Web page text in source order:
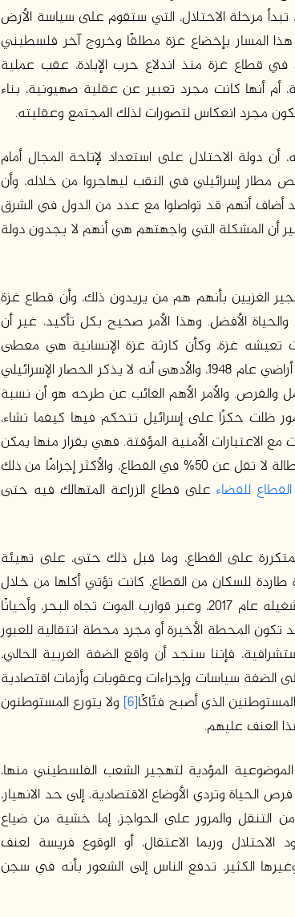
مرحلة الاحتلال، التي ستقوم على سياسة الأرض
هذا المسار بإخضاع غزة مطلقًا وخروج آخر فلسطيني
قطاع غزة منذ اندلاع حرب الإبادة، عقب عملية
أنها كانت مجرد تعبير عن عقلية صهيونية، بناء
مجرد انعكاس لتصورات لذلك المجتمع وعقليته.
دولة الاحتلال على استعداد لإتاحة المجال أمام
إسرائيلي في النقب ليهاجروا من خلاله، وأن
أضاف أنهم قد تواصلوا مع عدد من الدول في الشرق
أن المشكلة التي واجهتهم هي أنهم لا يجدون دولة
الغزيين بأنهم هم من يريدون ذلك، وأن قطاع غزة
الأفضل. وهذا الأمر صحيح بكل تأكيد، غير أن
تعيشه غزة، وكأن كارثة غزة الإنسانية هي معطى
تكويني في طبيعة القطاع، فلا وجود لاحتلال ولا لتهجير من أراضي عام 1948، والأدهى أنه لا يذكر الحصار الإسرائيلي
والفرص. والأمر الأهم الغائب عن طرحه هو أن نسبة
ظلت حكرًا على إسرائيل تتحكم فيها كيفما تشاء،
الأمنية المؤقتة. فهي بقرار منها يمكن
أن تخفف نسبة البطالة، وبقرار مدروس حافظت على نسبة بطالة لا تقل عن 50% في القطاع، والأكثر إجرامًا من ذلك
للقضاء على قطاع الزراعة المتهالك فيه حتى
على القطاع، وما قبل ذلك حتى، على تهيئة
طاردة للسكان من القطاع، كانت تؤتي أكلها من خلال
الهجرة، أو بالأحرى الهروب، عبر معبر رفح، خاصة منذ إعادة تشغيله عام 2017، وعبر قوارب الموت تجاه البحر، وأحيانًا
تكون المحطة الأخيرة أو مجرد محطة انتقالية للعبور
فإننا سنجد أن واقع الضفة الغربية الحالي،
7 أكتوبر 2023. فحاليًا تطبق على الضفة سياسات وإجراءات وعقوبات وأزمات اقتصادية
الذي أصبح فتّاكًا[6]
ولا يتورع المستوطنون
العنف عليهم.
المؤدية لتهجير الشعب الفلسطيني منها،
وتردي الأوضاع الاقتصادية، إلى حد الانهيار،
التنقل والمرور على الحواجز، إما خشية من ضياع
وربما الاعتقال، أو الوقوع فريسة لعنف
الكثير، تدفع الناس إلى الشعور بأنه في سجن